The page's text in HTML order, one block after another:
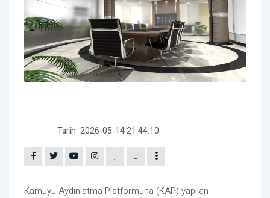
Tarih: 2026-05-14 21:44:10
Kamuyu Aydınlatma Platformuna (KAP) yapılan